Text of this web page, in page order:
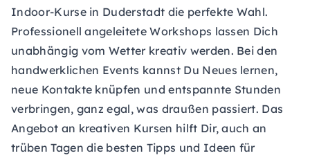
Indoor-Kurse in Duderstadt die perfekte Wahl.
Professionell angeleitete Workshops lassen Dich
unabhängig vom Wetter kreativ werden. Bei den
handwerklichen Events kannst Du Neues lernen,
neue Kontakte knüpfen und entspannte Stunden
verbringen, ganz egal, was draußen passiert. Das
Angebot an kreativen Kursen hilft Dir, auch an
trüben Tagen die besten Tipps und Ideen für